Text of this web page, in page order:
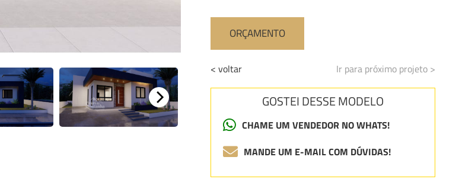
ORÇAMENTO
< voltar Ir para próximo projeto >
GOSTEI DESSE MODELO
CHAME UM VENDEDOR NO WHATS!
MANDE UM E-MAIL COM DÚVIDAS!